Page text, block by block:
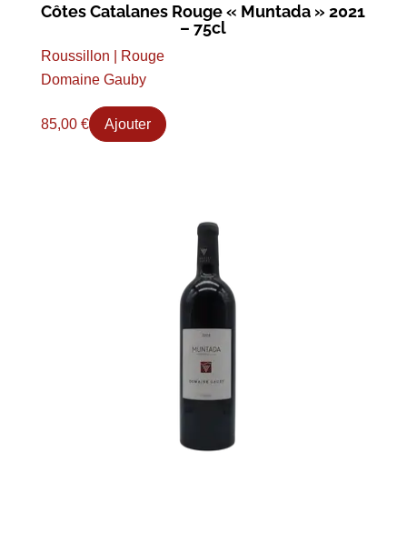
Côtes Catalanes Rouge « Muntada » 2021
– 75cl
Roussillon | Rouge
Domaine Gauby
85,00 € Ajouter